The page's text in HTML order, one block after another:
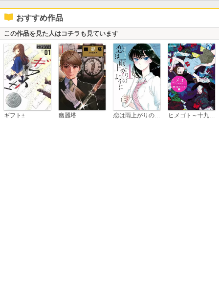
おすすめ作品
この作品を見た人はコチラも見ています
ギフト± 幽麗塔 ヒメゴト～十九歳の制服～